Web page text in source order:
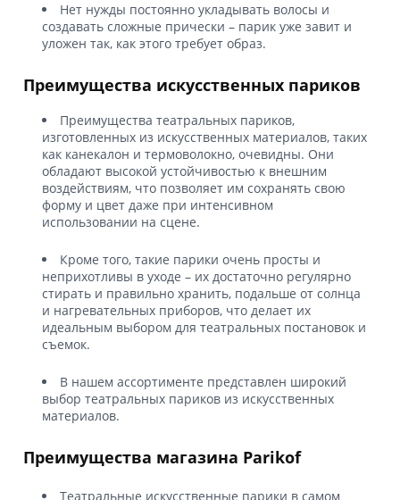
Нет нужды постоянно укладывать волосы и
создавать сложные прически – парик уже завит и
уложен так, как этого требует образ.
Преимущества искусственных париков
Преимущества театральных париков,
изготовленных из искусственных материалов, таких
как канекалон и термоволокно, очевидны. Они
обладают высокой устойчивостью к внешним
воздействиям, что позволяет им сохранять свою
форму и цвет даже при интенсивном
использовании на сцене.
Кроме того, такие парики очень просты и
неприхотливы в уходе – их достаточно регулярно
стирать и правильно хранить, подальше от солнца
и нагревательных приборов, что делает их
идеальным выбором для театральных постановок и
съемок.
В нашем ассортименте представлен широкий
выбор театральных париков из искусственных
материалов.
Преимущества магазина Parikof
Театральные искусственные парики в самом